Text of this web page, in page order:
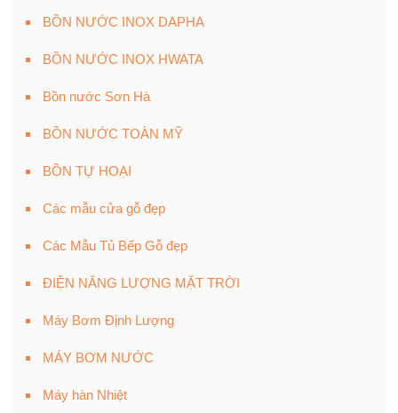
BỒN NƯỚC INOX DAPHA
BỒN NƯỚC INOX HWATA
Bồn nước Sơn Hà
BỒN NƯỚC TOÀN MỸ
BỒN TỰ HOẠI
Các mẫu cửa gỗ đẹp
Các Mẫu Tủ Bếp Gỗ đẹp
ĐIỆN NĂNG LƯỢNG MẶT TRỜI
Máy Bơm Định Lượng
MÁY BƠM NƯỚC
Máy hàn Nhiệt